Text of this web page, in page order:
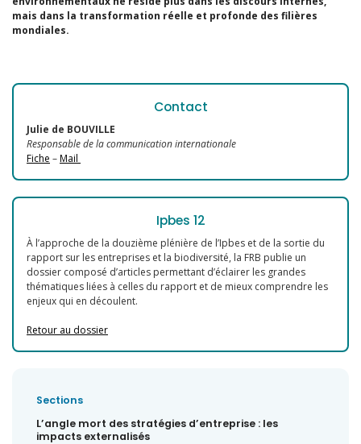
mais dans la transformation réelle et profonde des filières
mondiales.
Contact
Julie de BOUVILLE
Responsable de la communication internationale
Fiche –Mail
Ipbes 12
À l’approche de la douzième plénière de l’Ipbes et de la sortie du
rapport sur les entreprises et la biodiversité, la FRB publie un
dossier composé d’articles permettant d’éclairer les grandes
thématiques liées à celles du rapport et de mieux comprendre les
enjeux qui en découlent.
Retour au dossier
Sections
L’angle mort des stratégies d’entreprise : les
impacts externalisés